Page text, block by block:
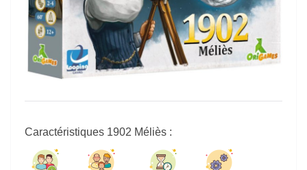
Caractéristiques 1902 Méliès :